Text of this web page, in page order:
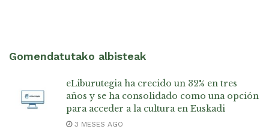
Gomendatutako albisteak
eLiburutegia ha crecido un 32% en tres
años y se ha consolidado como una opción
para acceder a la cultura en Euskadi
3 MESES AGO